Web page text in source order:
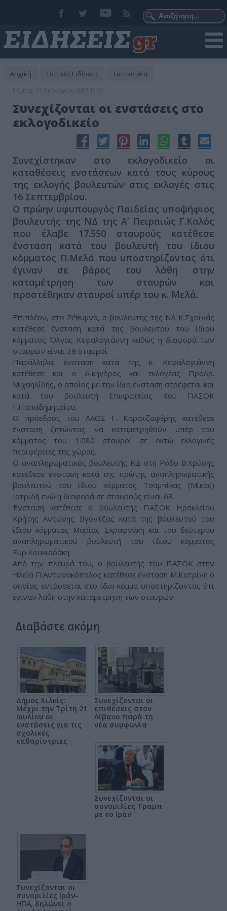
Αρχική Τοπικές Ειδήσεις Τοπικά νέα
Πέμπτη, 11 Οκτωβρίου 2007 10:55
Συνεχίζονται οι ενστάσεις στο
εκλογοδικείο
Συνεχίστηκαν στο εκλογοδικείο οι
καταθέσεις ενστάσεων κατά τους κύρους
της εκλογής βουλευτών στις εκλογές στις
16 Σεπτεμβρίου.
Ο πρώην υφυπουργός Παιδείας υποψήφιος
βουλευτής της ΝΔ της Α’ Πειραιώς Γ.Καλός
που έλαβε 17.550 σταυρούς κατέθεσε
ένσταση κατά του βουλευτή του ίδιου
κόμματος Π.Μελά που υποστηρίζοντας ότι
έγιναν σε βάρος του λάθη στην
καταμέτρηση των σταυρών και
προστέθηκαν σταυροί υπέρ του κ. Μελά.
Επιπλέον, στο Ρέθυμνο, ο βουλευτής της ΝΔ Κ.Σχοινάς
κατέθεσε ένσταση κατά της βουλευτού του ίδιου
κόμματος Όλγας Κεφαλογιάννη καθώς η διαφορά των
σταυρών είναι 39 σταυροί.
Παράλληλα, ένσταση κατά της κ. Κεφαλογιάννη
κατέθεσε και ο δικηγόρος και εκλογέας Προδρ.
Μιχαηλίδης, ο οποίος με την ίδια ένσταση στρέφεται και
κατά του βουλευτή Επικρατείας του ΠΑΣΟΚ
Γ.Παπαδημητρίου.
Ο πρόεδρος του ΛΑΟΣ Γ. Καρατζαφέρης κατέθεσε
ένσταση ζητώντας να καταμετρηθούν υπέρ του
κόμματος του 1.080 σταυροί σε οκτώ εκλογικές
περιφέρειες της χώρας.
Ο αναπληρωματικός βουλευτής ΝΔ στη Ρόδο Β.Χρύσης
κατέθεσε ένσταση κατά της πρώτης αναπληρωματικής
βουλευτού του ίδιου κόμματος Τσαμπίκας (Μίκας)
Ιατριδή ενώ η διαφορά σε σταυρούς είναι 63.
Ένσταση κατέθεσε ο βουλευτής ΠΑΣΟΚ Ηρακλείου
Κρήτης Αντώνης Βγόντζας κατά της βουλευτού του
ίδιου κόμματος Μαρίας Σκραφνάκη και του δεύτερου
αναπληρωματικού βουλευτή του ίδιου κόμματος
Ευρ.Κουκιαδάκη.
Από την πλευρά του, ο βουλευτής του ΠΑΣΟΚ στην
Ηλεία Π.Αντωνακόπολος κατέθεσε ένσταση Μ.Κατρίνη ο
οποίος εντάσσεται στο ίδιο κόμμα υποστηρίζοντας ότι
έγιναν λάθη στην καταμέτρηση των σταυρών.
Διαβάστε ακόμη
Δήμος Κιλκίς:
Μέχρι την Τρίτη 21
Ιουλίου οι
ενστάσεις για τις
σχολικές
καθαρίστριες
Συνεχίζονται οι
επιθέσεις στον
Λίβανο παρά τη
νέα συμφωνία
Συνεχίζονται οι
συνομιλίες Τραμπ
με το Ιράν
Συνεχίζονται οι
συνομιλίες Ιράν-
ΗΠΑ, δηλώνει ο